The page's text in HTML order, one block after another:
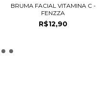
BRUMA FACIAL VITAMINA C -
FENZZA
R$12,90